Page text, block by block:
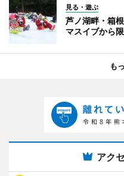
見る・遊ぶ
芦ノ湖畔・箱
マスイブから
も
アク